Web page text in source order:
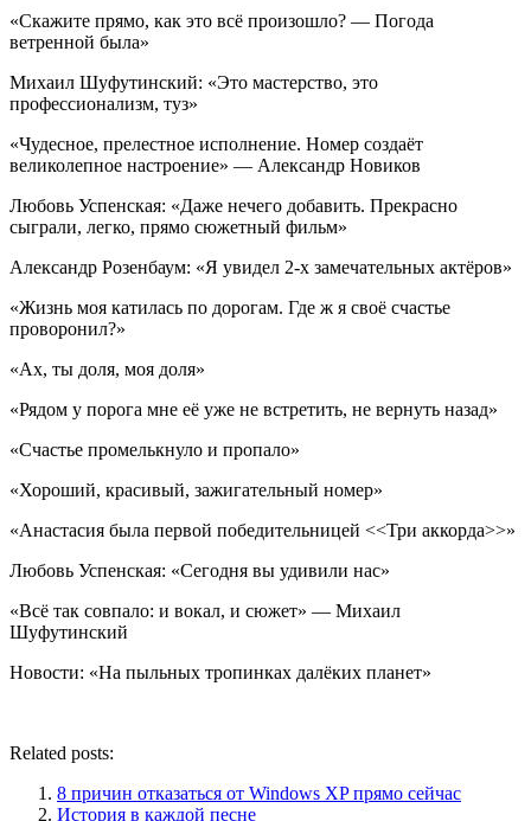
«Скажите прямо, как это всё произошло? — Погода
ветренной была»
Михаил Шуфутинский: «Это мастерство, это
профессионализм, туз»
«Чудесное, прелестное исполнение. Номер создаёт
великолепное настроение» — Александр Новиков
Любовь Успенская: «Даже нечего добавить. Прекрасно
сыграли, легко, прямо сюжетный фильм»
Александр Розенбаум: «Я увидел 2-х замечательных актёров»
«Жизнь моя катилась по дорогам. Где ж я своё счастье
проворонил?»
«Ах, ты доля, моя доля»
«Рядом у порога мне её уже не встретить, не вернуть назад»
«Счастье промелькнуло и пропало»
«Хороший, красивый, зажигательный номер»
«Анастасия была первой победительницей <<Три аккорда>>»
Любовь Успенская: «Сегодня вы удивили нас»
«Всё так совпало: и вокал, и сюжет» — Михаил
Шуфутинский
Новости: «На пыльных тропинках далёких планет»
Related posts:
8 причин отказаться от Windows XP прямо сейчас
История в каждой песне